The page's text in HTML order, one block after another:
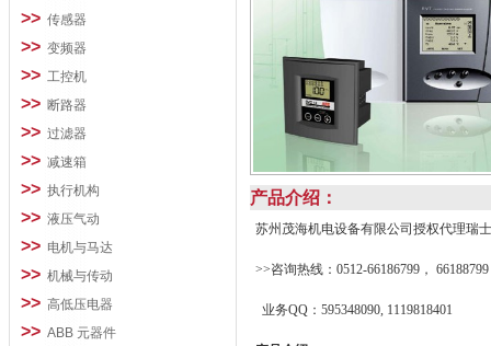
>> 传感器
>> 变频器
>> 工控机
>> 断路器
>> 过滤器
>> 减速箱
>> 执行机构
>> 液压气动
>> 电机与马达
>> 机械与传动
>> 高低压电器
>> ABB 元器件
产品介绍：
苏州茂海机电设备有限公司授权代理瑞
>>咨询热线：0512-66186799， 66188799
业务QQ：595348090, 1119818401